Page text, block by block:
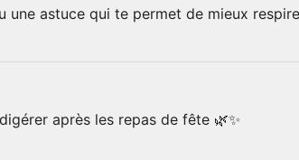
une astuce qui te permet de mieux
après les repas de fête 🌿✨